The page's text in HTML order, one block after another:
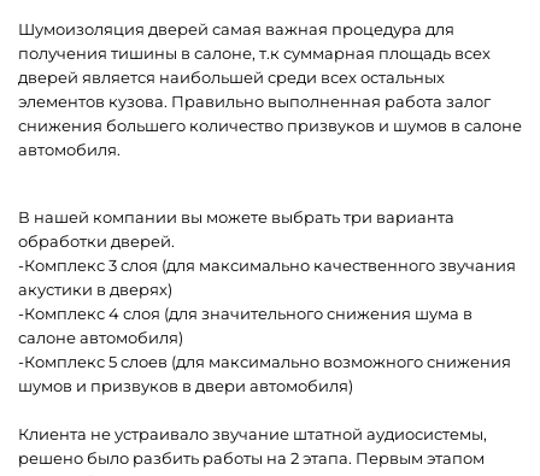
Шумоизоляция дверей самая важная процедура для
получения тишины в салоне, т.к суммарная площадь всех
дверей является наибольшей среди всех остальных
элементов кузова. Правильно выполненная работа залог
снижения большего количество призвуков и шумов в салоне
автомобиля.
В нашей компании вы можете выбрать три варианта
обработки дверей.
-Комплекс 3 слоя (для максимально качественного звучания
акустики в дверях)
-Комплекс 4 слоя (для значительного снижения шума в
салоне автомобиля)
-Комплекс 5 слоев (для максимально возможного снижения
шумов и призвуков в двери автомобиля)
Клиента не устраивало звучание штатной аудиосистемы,
решено было разбить работы на 2 этапа. Первым этапом